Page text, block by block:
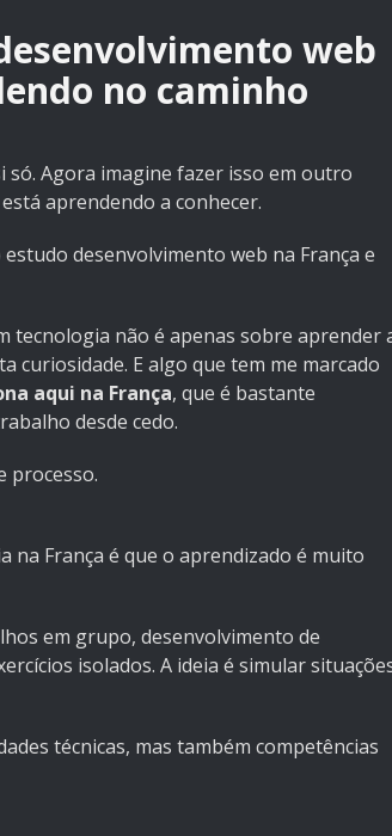
web
no caminho
Agora imagine fazer isso em outro
aprendendo a conhecer.
desenvolvimento web na França e
tecnologia não é apenas sobre aprender
curiosidade. E algo que tem me marcado
aqui na França, que é bastante
desde cedo.
processo.
na França é que o aprendizado é muito
em grupo, desenvolvimento de
isolados. A ideia é simular
técnicas, mas também competências